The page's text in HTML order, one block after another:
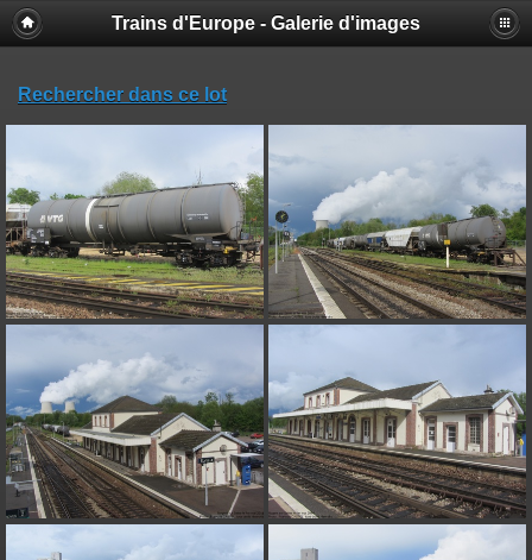
Trains d'Europe - Galerie d'images
Rechercher dans ce lot